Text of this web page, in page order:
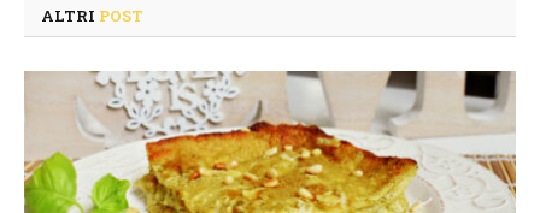
ALTRI POST